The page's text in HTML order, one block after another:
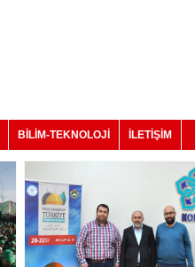
BİLİM-TEKNOLOJİ İLETİŞİM